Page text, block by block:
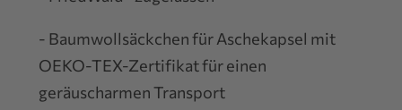
- Baumwollsäckchen für Aschekapsel mit
OEKO-TEX-Zertifikat für einen
geräuscharmen Transport